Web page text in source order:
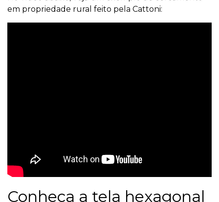
em propriedade rural feito pela Cattoni:
Conheça a tela hexagonal